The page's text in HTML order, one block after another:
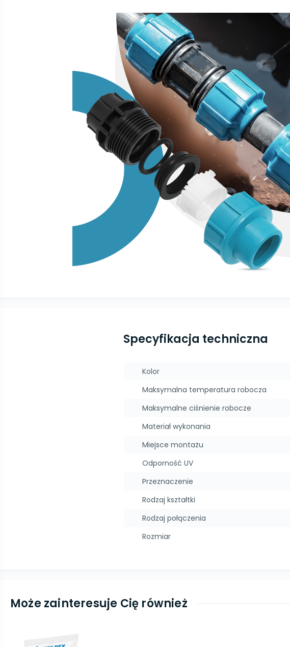
Specyfikacja techniczna
Kolor
Maksymalna temperatura robocza
Maksymalne ciśnienie robocze
Materiał wykonania
Miejsce montażu
Odporność UV
Przeznaczenie
Rodzaj kształtki
Rodzaj połączenia
Rozmiar
Może zainteresuje Cię również